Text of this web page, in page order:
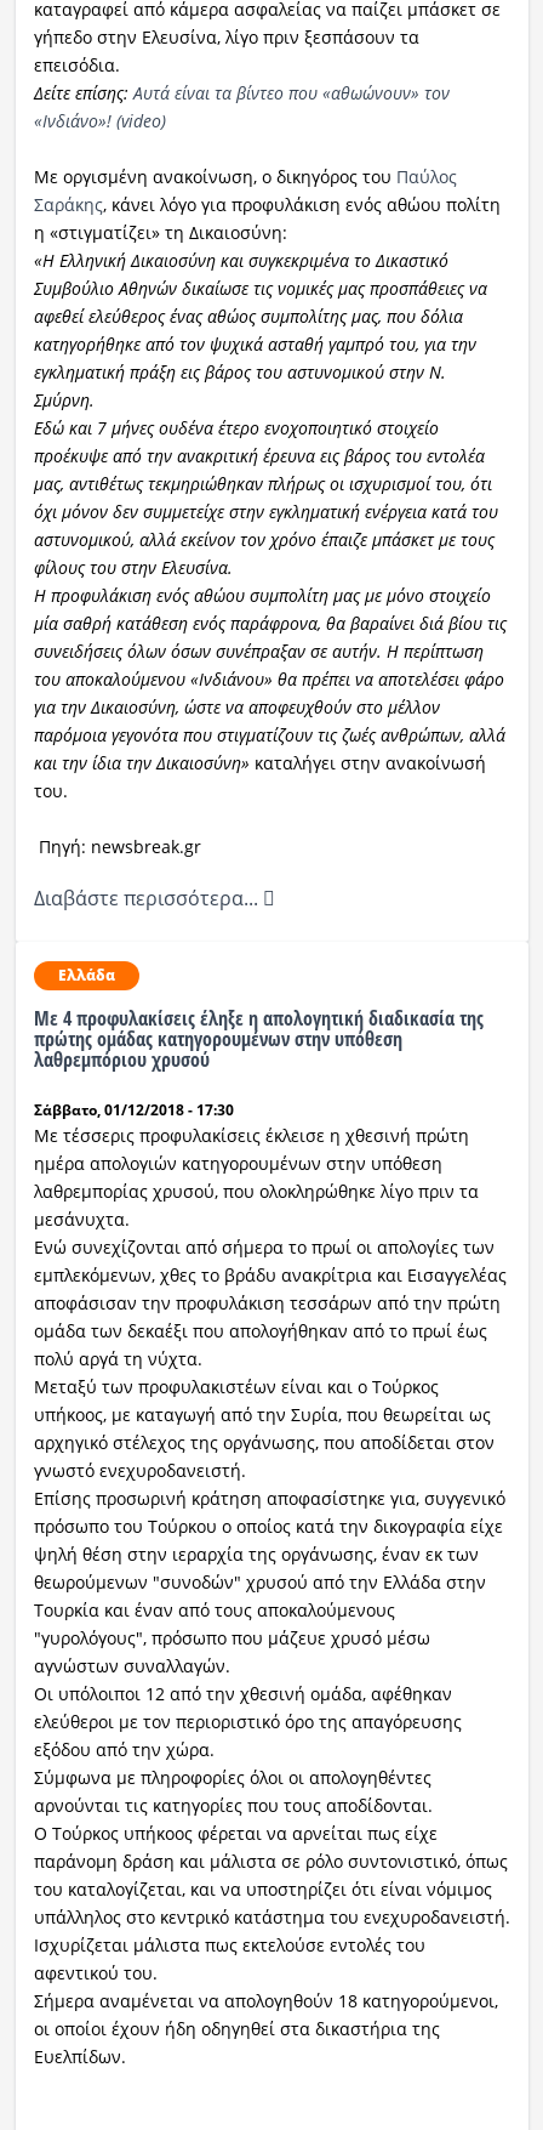
καταγραφεί από κάμερα ασφαλείας να παίζει μπάσκετ σε
γήπεδο στην Ελευσίνα, λίγο πριν ξεσπάσουν τα
επεισόδια.
Δείτε επίσης:Αυτά είναι τα βίντεο που «αθωώνουν» τον
«Ινδιάνο»! (video)
Με οργισμένη ανακοίνωση, ο δικηγόρος του Παύλος
Σαράκης, κάνει λόγο για προφυλάκιση ενός αθώου πολίτη
η «στιγματίζει» τη Δικαιοσύνη:
«Η Ελληνική Δικαιοσύνη και συγκεκριμένα το Δικαστικό
Συμβούλιο Αθηνών δικαίωσε τις νομικές μας προσπάθειες να
αφεθεί ελεύθερος ένας αθώος συμπολίτης μας, που δόλια
κατηγορήθηκε από τον ψυχικά ασταθή γαμπρό του, για την
εγκληματική πράξη εις βάρος του αστυνομικού στην Ν.
Σμύρνη.
Εδώ και 7 μήνες ουδένα έτερο ενοχοποιητικό στοιχείο
προέκυψε από την ανακριτική έρευνα εις βάρος του εντολέα
μας, αντιθέτως τεκμηριώθηκαν πλήρως οι ισχυρισμοί του, ότι
όχι μόνον δεν συμμετείχε στην εγκληματική ενέργεια κατά του
αστυνομικού, αλλά εκείνον τον χρόνο έπαιζε μπάσκετ με τους
φίλους του στην Ελευσίνα.
Η προφυλάκιση ενός αθώου συμπολίτη μας με μόνο στοιχείο
μία σαθρή κατάθεση ενός παράφρονα, θα βαραίνει διά βίου τις
συνειδήσεις όλων όσων συνέπραξαν σε αυτήν. Η περίπτωση
του αποκαλούμενου «Ινδιάνου» θα πρέπει να αποτελέσει φάρο
για την Δικαιοσύνη, ώστε να αποφευχθούν στο μέλλον
παρόμοια γεγονότα που στιγματίζουν τις ζωές ανθρώπων, αλλά
και την ίδια την Δικαιοσύνη» καταλήγει στην ανακοίνωσή
του.
Πηγή: newsbreak.gr
Διαβάστε περισσότερα...
Ελλάδα
Με 4 προφυλακίσεις έληξε η απολογητική διαδικασία της
πρώτης ομάδας κατηγορουμένων στην υπόθεση
λαθρεμπόριου χρυσού
Σάββατο, 01/12/2018 - 17:30
Με τέσσερις προφυλακίσεις έκλεισε η χθεσινή πρώτη
ημέρα απολογιών κατηγορουμένων στην υπόθεση
λαθρεμπορίας χρυσού, που ολοκληρώθηκε λίγο πριν τα
μεσάνυχτα.
Ενώ συνεχίζονται από σήμερα το πρωί οι απολογίες των
εμπλεκόμενων, χθες το βράδυ ανακρίτρια και Εισαγγελέας
αποφάσισαν την προφυλάκιση τεσσάρων από την πρώτη
ομάδα των δεκαέξι που απολογήθηκαν από το πρωί έως
πολύ αργά τη νύχτα.
Μεταξύ των προφυλακιστέων είναι και ο Τούρκος
υπήκοος, με καταγωγή από την Συρία, που θεωρείται ως
αρχηγικό στέλεχος της οργάνωσης, που αποδίδεται στον
γνωστό ενεχυροδανειστή.
Επίσης προσωρινή κράτηση αποφασίστηκε για, συγγενικό
πρόσωπο του Τούρκου ο οποίος κατά την δικογραφία είχε
ψηλή θέση στην ιεραρχία της οργάνωσης, έναν εκ των
θεωρούμενων "συνοδών" χρυσού από την Ελλάδα στην
Τουρκία και έναν από τους αποκαλούμενους
"γυρολόγους", πρόσωπο που μάζευε χρυσό μέσω
αγνώστων συναλλαγών.
Οι υπόλοιποι 12 από την χθεσινή ομάδα, αφέθηκαν
ελεύθεροι με τον περιοριστικό όρο της απαγόρευσης
εξόδου από την χώρα.
Σύμφωνα με πληροφορίες όλοι οι απολογηθέντες
αρνούνται τις κατηγορίες που τους αποδίδονται.
Ο Τούρκος υπήκοος φέρεται να αρνείται πως είχε
παράνομη δράση και μάλιστα σε ρόλο συντονιστικό, όπως
του καταλογίζεται, και να υποστηρίζει ότι είναι νόμιμος
υπάλληλος στο κεντρικό κατάστημα του ενεχυροδανειστή.
Ισχυρίζεται μάλιστα πως εκτελούσε εντολές του
αφεντικού του.
Σήμερα αναμένεται να απολογηθούν 18 κατηγορούμενοι,
οι οποίοι έχουν ήδη οδηγηθεί στα δικαστήρια της
Ευελπίδων.